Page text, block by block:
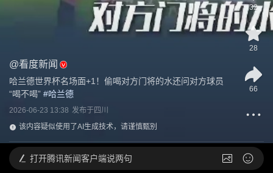
@看度新闻
哈兰德世界杯名场面+1！偷喝对方门将的水还问对方球员
“喝不喝” #哈兰德
2026-06-23 13:38 发布于四川
该内容疑似使用了AI生成技术，请谨慎甄别
32
28
66
打开腾讯新闻客户端说两句